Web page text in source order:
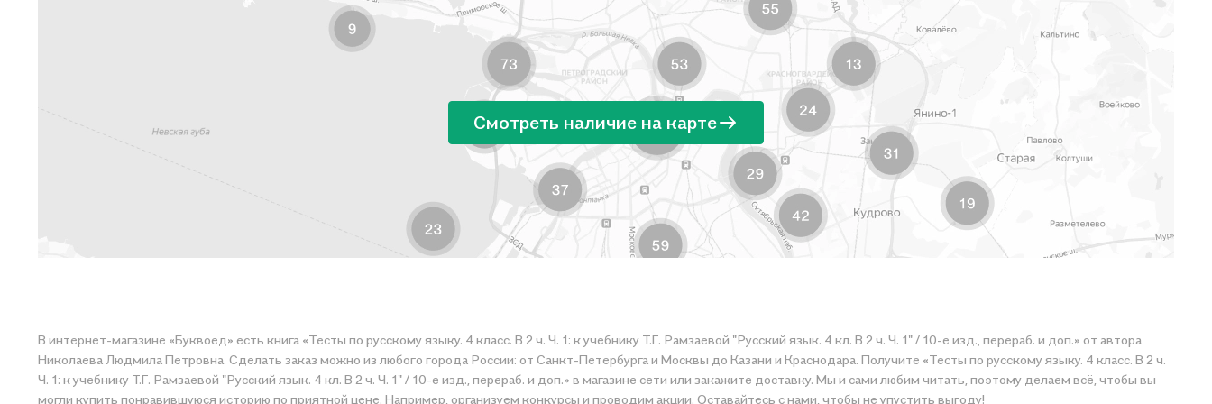
Смотреть наличие на карте
В интернет-магазине «Буквоед» есть книга «Тесты по русскому языку. 4 класс. В 2 ч. Ч. 1: к учебнику Т.Г. Рамзаевой "Русский язык. 4 кл. В 2 ч. Ч. 1" / 10-е изд., перераб. и доп.» от автора
Николаева Людмила Петровна. Сделать заказ можно из любого города России: от Санкт-Петербурга и Москвы до Казани и Краснодара. Получите «Тесты по русскому языку. 4 класс. В 2 ч.
Ч. 1: к учебнику Т.Г. Рамзаевой "Русский язык. 4 кл. В 2 ч. Ч. 1" / 10-е изд., перераб. и доп.» в магазине сети или закажите доставку. Мы и сами любим читать, поэтому делаем всё, чтобы вы
могли купить понравившуюся историю по приятной цене. Например, организуем конкурсы и проводим акции. Оставайтесь с нами, чтобы не упустить выгоду!